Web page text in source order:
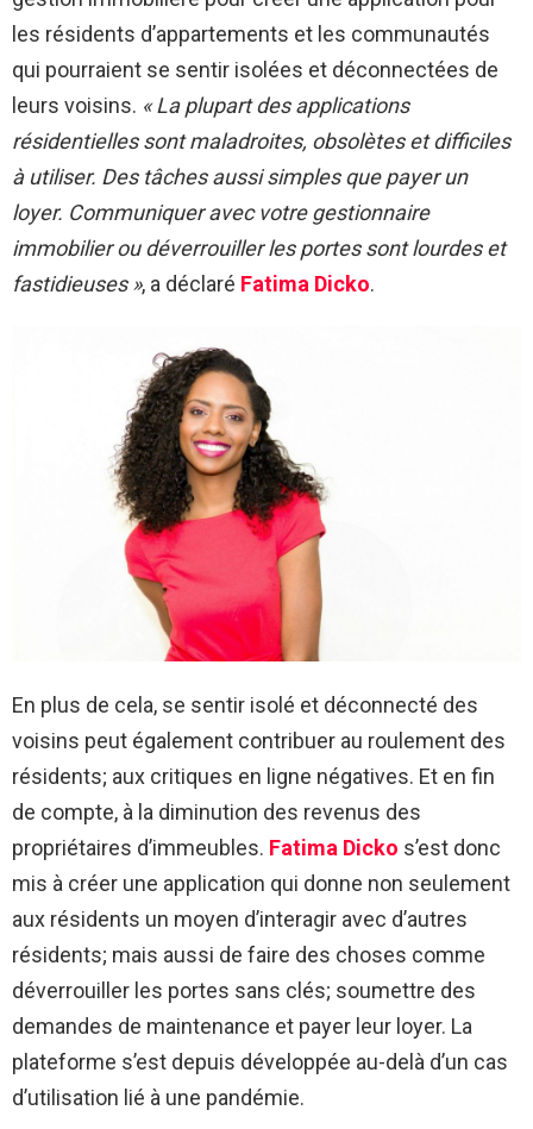
les résidents d’appartements et les communautés
qui pourraient se sentir isolées et déconnectées de
leurs voisins. « La plupart des applications
résidentielles sont maladroites, obsolètes et difficiles
à utiliser. Des tâches aussi simples que payer un
loyer. Communiquer avec votre gestionnaire
immobilier ou déverrouiller les portes sont lourdes et
fastidieuses », a déclaré Fatima Dicko.
En plus de cela, se sentir isolé et déconnecté des
voisins peut également contribuer au roulement des
résidents; aux critiques en ligne négatives. Et en fin
de compte, à la diminution des revenus des
propriétaires d’immeubles. Fatima Dicko s’est donc
mis à créer une application qui donne non seulement
aux résidents un moyen d’interagir avec d’autres
résidents; mais aussi de faire des choses comme
déverrouiller les portes sans clés; soumettre des
demandes de maintenance et payer leur loyer. La
plateforme s’est depuis développée au-delà d’un cas
d’utilisation lié à une pandémie.